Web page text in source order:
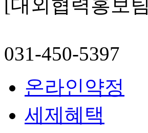
[대외협력홍보팀]
031-450-5397
온라인약정
세제혜택